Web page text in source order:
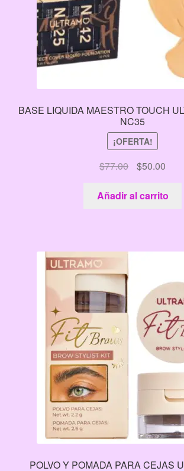
BASE LIQUIDA MAESTRO TOUCH
NC35
¡OFERTA!
$77.00
El
precio
original
era:
$50.00El
precio
actual
es:
Añadir al carrito
POLVO Y POMADA PARA CEJAS